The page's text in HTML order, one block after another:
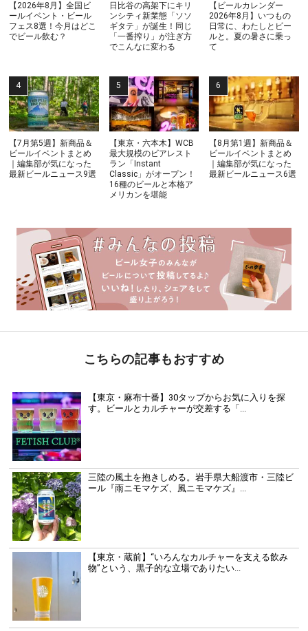
【2026年8月】全国ビ
ールイベント・ビール
フェス8選！今月はどこ
でビール飲む？
日比谷の高架下にキリ
ンシティ新業態「ソソ
ギタテ」が誕生！同じ
「一番搾り」が注ぎ方
でこんなに変わる
【ビールカレンダー
2026年8月】いつもの
日常に、わたしとビー
ルと。夏の暑さに乗っ
て
【7月第5週】新商品＆
ビールイベントまとめ
｜編集部が気になった
最新ビールニュース9選
【東京・六本木】WCB
最大規模のビアレスト
ラン「Instant
Classic」がオープン！
16種のビールと本格ア
メリカンを堪能
【8月第1週】新商品＆
ビールイベントまとめ
｜編集部が気になった
最新ビールニュース6選
こちらの記事もおすすめ
【東京・麻布十番】30タップからお気に入りを探
す。ビールとカルチャーが交差する「...
三陸の風土を抱きしめる。岩手県大船渡市・三陸ビ
ール『雨ニモマケズ、風ニモマケズ』...
【東京・蔵前】“いろんなカルチャーを支える飲み
物”という、黒子的な立場でありたい...